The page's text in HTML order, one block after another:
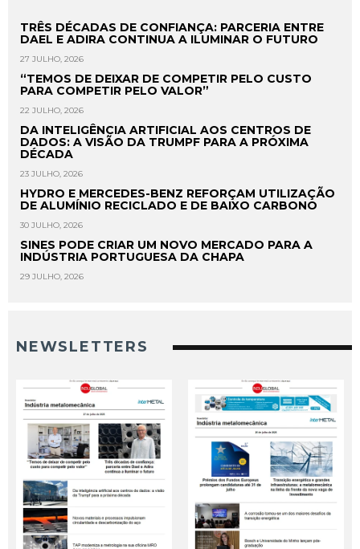
TRÊS DÉCADAS DE CONFIANÇA: PARCERIA ENTRE
DAEL E ADIRA CONTINUA A ILUMINAR O FUTURO
27 JULHO, 2026
“TEMOS DE DEIXAR DE COMPETIR PELO CUSTO
PARA COMPETIR PELO VALOR”
22 JULHO, 2026
DA INTELIGÊNCIA ARTIFICIAL AOS CENTROS DE
DADOS: A VISÃO DA TRUMPF PARA A PRÓXIMA
DÉCADA
23 JULHO, 2026
HYDRO E MERCEDES-BENZ REFORÇAM UTILIZAÇÃO
DE ALUMÍNIO RECICLADO E DE BAIXO CARBONO
30 JULHO, 2026
SINES PODE CRIAR UM NOVO MERCADO PARA A
INDÚSTRIA PORTUGUESA DA CHAPA
29 JULHO, 2026
NEWSLETTERS